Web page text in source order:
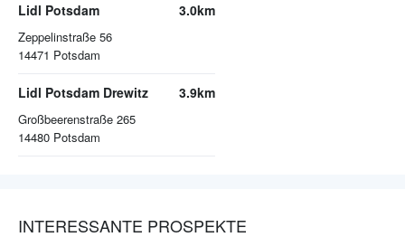
Lidl Potsdam
Zeppelinstraße 56
14471 Potsdam
3.0km
Lidl Potsdam Drewitz
Großbeerenstraße 265
14480 Potsdam
3.9km
INTERESSANTE PROSPEKTE